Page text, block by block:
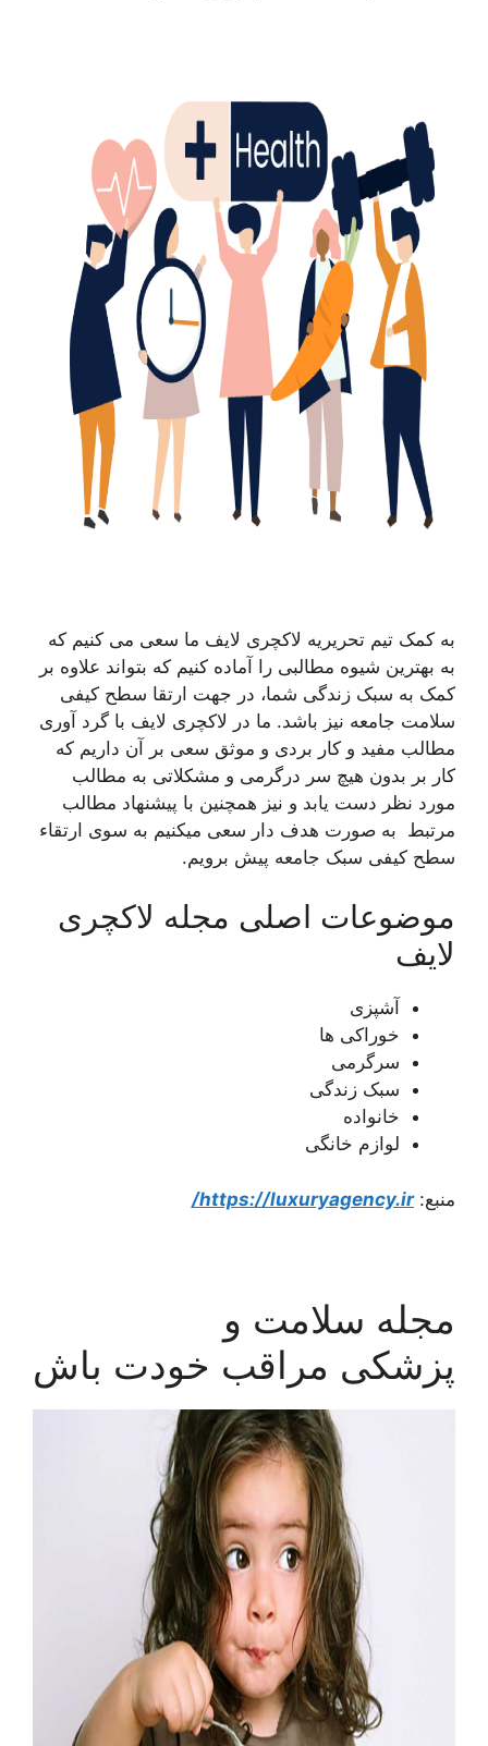
به کمک تیم تحریریه لاکچری لایف ما سعی می کنیم که
به بهترین شیوه مطالبی را آماده کنیم که بتواند علاوه بر
کمک به سبک زندگی شما، در جهت ارتقا سطح کیفی
سلامت جامعه نیز باشد. ما در لاکچری لایف با گرد آوری
مطالب مفید و کار بردی و موثق سعی بر آن داریم که
کار بر بدون هیچ سر درگرمی و مشکلاتی به مطالب
مورد نظر دست یابد و نیز همچنین با پیشنهاد مطالب
مرتبط به صورت هدف دار سعی میکنیم به سوی ارتقاء
سطح کیفی سبک جامعه پیش برویم.
موضوعات اصلی مجله لاکچری
لایف
آشپزی
خوراکی ها
سرگرمی
سبک زندگی
خانواده
لوازم خانگی
منبع:https://luxuryagency.ir/
مجله سلامت و
پزشکی مراقب خودت باش